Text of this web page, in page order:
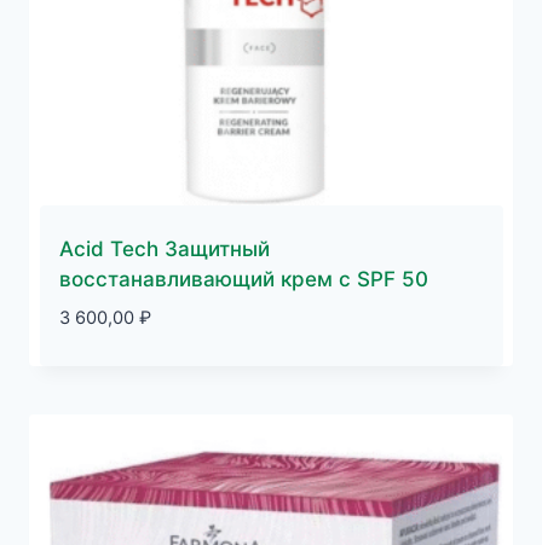
Acid Tech Защитный
восстанавливающий крем c SPF 50
3 600,00 ₽